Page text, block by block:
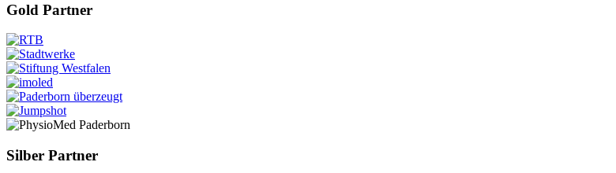
Gold Partner
Silber Partner